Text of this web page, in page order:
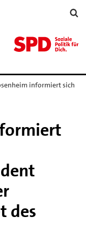
informiert sich
des